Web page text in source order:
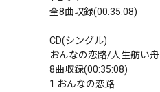
全8曲収録(00:35:08)
CD(シングル)
おんなの恋路/人生舫い舟
8曲収録(00:35:08)
1.おんなの恋路